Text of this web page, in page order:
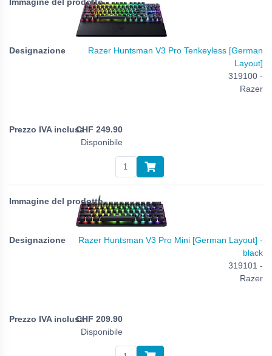
Razer Huntsman V3 Pro Tenkeyless [German
Layout]
319100 -
Razer
CHF 249.90
Disponibile
Razer Huntsman V3 Pro Mini [German Layout] -
black
319101 -
Razer
CHF 209.90
Disponibile